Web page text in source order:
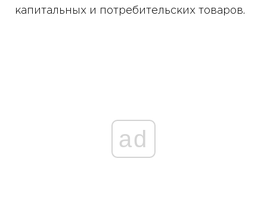
капитальных и потребительских товаров.
ad